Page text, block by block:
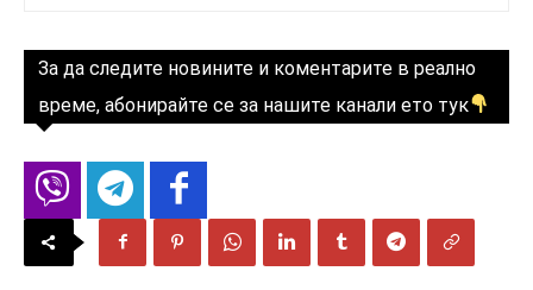
За да следите новините и коментарите в реално
време, абонирайте се за нашите канали ето тук